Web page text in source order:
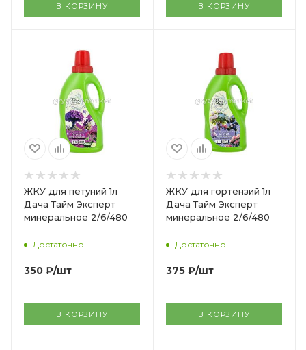
В КОРЗИНУ В КОРЗИНУ
ЖКУ для петуний 1л
Дача Тайм Эксперт
минеральное 2/6/480
Достаточно
350 ₽/шт
В КОРЗИНУ
ЖКУ для гортензий 1л
Дача Тайм Эксперт
минеральное 2/6/480
Достаточно
375 ₽/шт
В КОРЗИНУ